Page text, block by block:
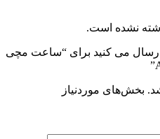
نشده است.
ارسال می کنید برای “ساعت مچی
بخش‌های موردنیاز